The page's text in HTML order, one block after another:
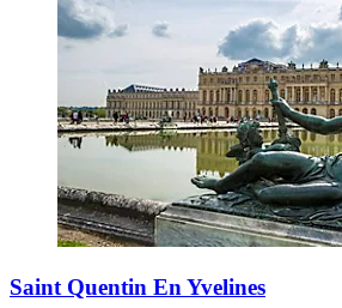
Saint Quentin En Yvelines